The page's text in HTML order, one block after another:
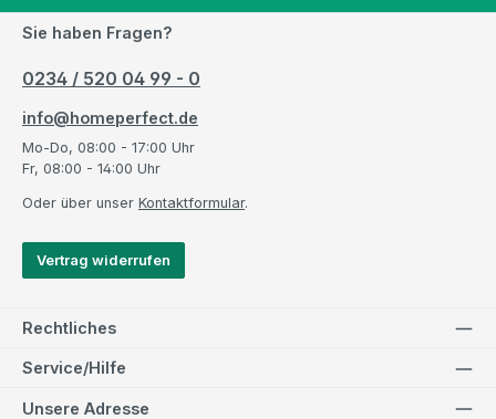
Sie haben Fragen?
0234 / 520 04 99 - 0
info@homeperfect.de
Mo-Do, 08:00 - 17:00 Uhr
Fr, 08:00 - 14:00 Uhr
Oder über unser Kontaktformular.
Vertrag widerrufen
Rechtliches
Service/Hilfe
Unsere Adresse